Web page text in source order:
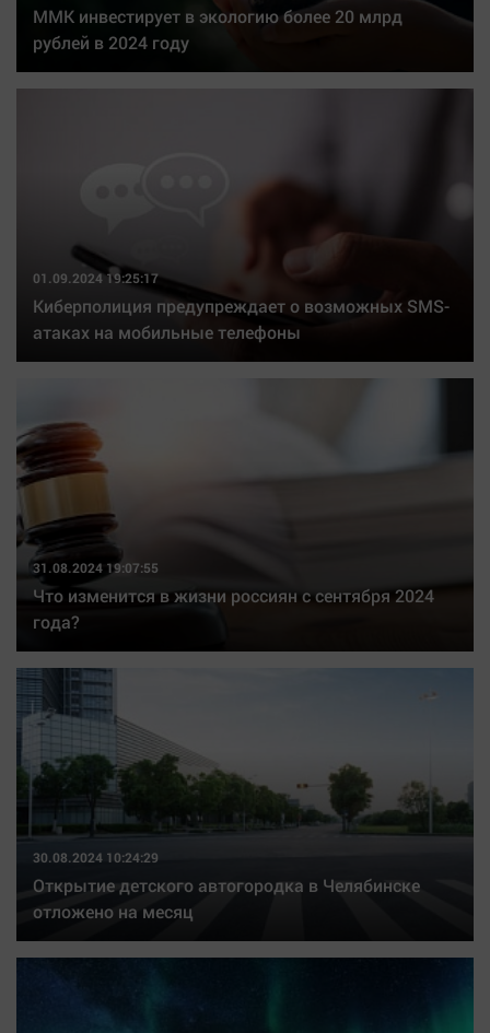
ММК инвестирует в экологию более 20 млрд
рублей в 2024 году
01.09.2024 19:25:17
Киберполиция предупреждает о возможных SMS-
атаках на мобильные телефоны
31.08.2024 19:07:55
Что изменится в жизни россиян с сентября 2024
года?
30.08.2024 10:24:29
Открытие детского автогородка в Челябинске
отложено на месяц